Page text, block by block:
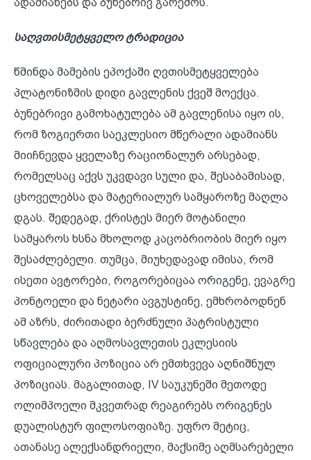
საღვთისმეტყველო ტრადიცია
წმინდა მამების ეპოქაში ღვთისმეტყველება
პლატონიზმის დიდი გავლენის ქვეშ მოექცა.
ბუნებრივი გამოხატულება ამ გავლენისა იყო ის,
რომ ზოგიერთი საეკლესიო მწერალი ადამიანს
მიიჩნევდა ყველაზე რაციონალურ არსებად,
რომელსაც აქვს უკვდავი სული და, შესაბამისად,
ცხოველებსა და მატერიალურ სამყაროზე მაღლა
დგას. შედეგად, ქრისტეს მიერ მოტანილი
სამყაროს ხსნა მხოლოდ კაცობრიობის მიერ იყო
შესაძლებელი. თუმცა, მიუხედავად იმისა, რომ
ისეთი ავტორები, როგორებიცაა ორიგენე, ევაგრე
პონტოელი და ნეტარი ავგუსტინე, ემხრობოდნენ
ამ აზრს, ძირითადი ბერძნული პატრისტული
სწავლება და აღმოსავლეთის ეკლესიის
ოფიციალური პოზიცია არ ემთხვევა აღნიშნულ
პოზიციას. მაგალითად, IV საუკუნეში მეთოდე
ოლიმპოელი მკვეთრად რეაგირებს ორიგენეს
დუალისტურ ფილოსოფიაზე. უფრო მეტიც,
ათანასე ალექსანდრიელი, მაქსიმე აღმსარებელი